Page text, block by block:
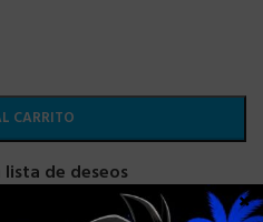
CARRITO
de deseos
×